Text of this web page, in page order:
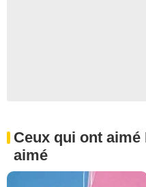
Ceux qui ont
aimé